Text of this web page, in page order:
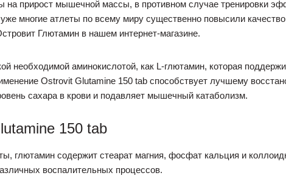
на прирост мышечной массы, в противном случае тренировки
многие атлеты по всему миру существенно повысили
Глютамин в нашем интернет-магазине.
необходимой аминокислотой, как L-глютамин, которая
Ostrovit Glutamine 150 tab способствует лучшему
сахара в крови и подавляет мышечный катаболизм.
150 tab
глютамин содержит стеарат магния, фосфат кальция и
воспалительных процессов.